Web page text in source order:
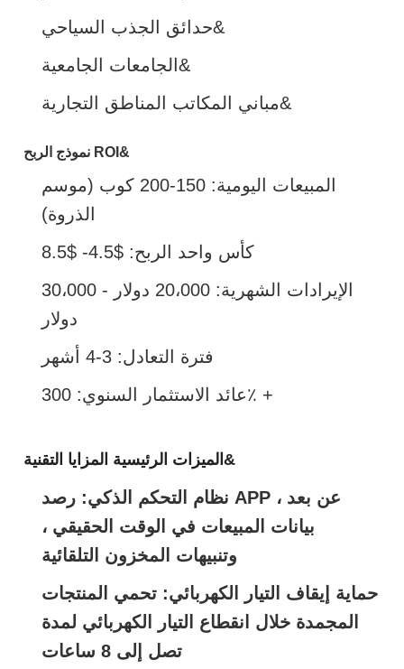
حدائق الجذب السياحي&
الجامعات الجامعية&
مباني المكاتب المناطق التجارية&
نموذج الربح ROI&
المبيعات اليومية: 150-200 كوب (موسم
الذروة)
كأس واحد الربح: $4.5- $8.5
الإيرادات الشهرية: 20،000 دولار - 30،000
دولار
فترة التعادل: 3-4 أشهر
عائد الاستثمار السنوي: 300٪ +
الميزات الرئيسية المزايا التقنية&
نظام التحكم الذكي: رصد APP عن بعد ،
بيانات المبيعات في الوقت الحقيقي ،
وتنبيهات المخزون التلقائية
حماية إيقاف التيار الكهربائي: تحمي المنتجات
المجمدة خلال انقطاع التيار الكهربائي لمدة
تصل إلى 8 ساعات